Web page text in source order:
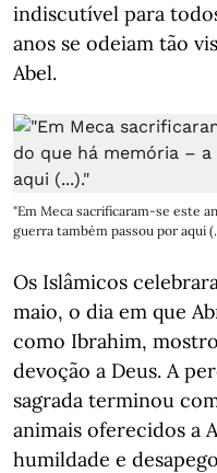
indiscutível para
anos se odeiam tão
Abel.
"Em Meca sacrificaram-se este
guerra também passou por aqui
Os Islâmicos
maio, o dia em que
como Ibrahim,
devoção a Deus. A
sagrada terminou
animais oferecidos a
humildade e